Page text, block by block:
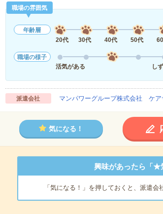
職場の雰囲気
年齢層
20代
30代 40代 50代
職場の様子
活気がある
し
派遣会社 マンパワーグループ株式会社 ケ
気になる！
興味があったら「★
「気になる！」を押しておくと、派遣会